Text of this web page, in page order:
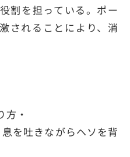
割を担っている。ポー
されることにより、消
方・
を吐きながらヘソを背